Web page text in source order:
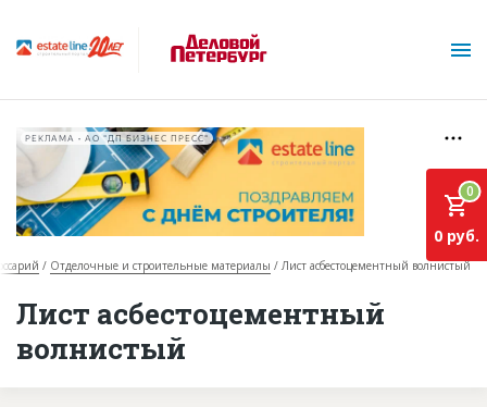
О проекте
Горячие объекты
База строящихся объектов
РЕКЛАМА • АО "ДП БИЗНЕС ПРЕСС"
Отделочные и строительные материалы Лист асбестоцементный волнистый
Лист асбестоцементный
волнистый
0
0 руб.